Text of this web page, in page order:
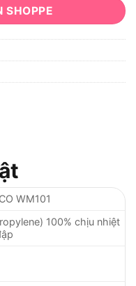
SHOPPE
WM101
100% chịu nhiệt